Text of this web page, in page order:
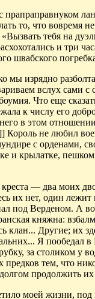
прапраправнуком
то, что вовремя
тебя на
и три
швабского
мы изрядно
вслух сами с
Что еще
к числу его
в этом
Король не любил
с орденами,
и крылатке,
— два моих
их нет, один
под Верденом. А
княжна:
клан... Другие; их
Я пообедал в
за столиком у
тем, что
продолжить их
моей жизни,